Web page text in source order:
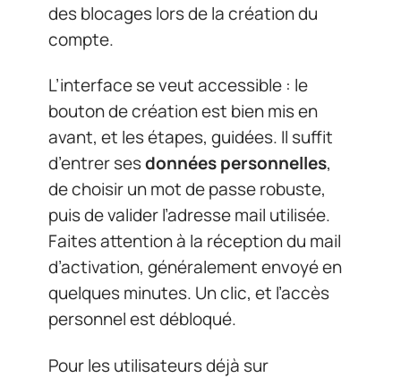
des blocages lors de la création du
compte.
L’interface se veut accessible : le
bouton de création est bien mis en
avant, et les étapes, guidées. Il suffit
d’entrer sesdonnées personnelles,
de choisir un mot de passe robuste,
puis de valider l’adresse mail utilisée.
Faites attention à la réception du mail
d’activation, généralement envoyé en
quelques minutes. Un clic, et l’accès
personnel est débloqué.
Pour les utilisateurs déjà sur